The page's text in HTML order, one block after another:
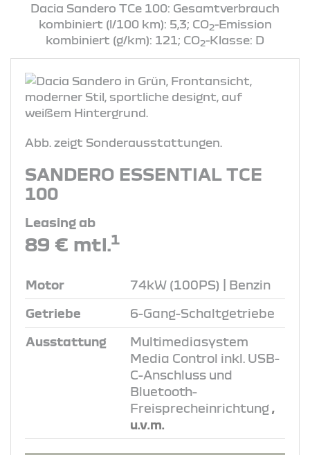
Dacia Sandero TCe 100: Gesamtverbrauch
kombiniert (l/100 km): 5,3; CO2-Emission
kombiniert (g/km): 121; CO2-Klasse: D
Abb. zeigt Sonderausstattungen.
SANDERO ESSENTIAL TCE
100
Leasing ab
89 € mtl.1
Motor 74kW (100PS) | Benzin
Getriebe 6-Gang-Schaltgetriebe
Ausstattung
Multimediasystem
Media Control inkl. USB-
C-Anschluss und
Bluetooth-
Freisprecheinrichtung ,
u.v.m.